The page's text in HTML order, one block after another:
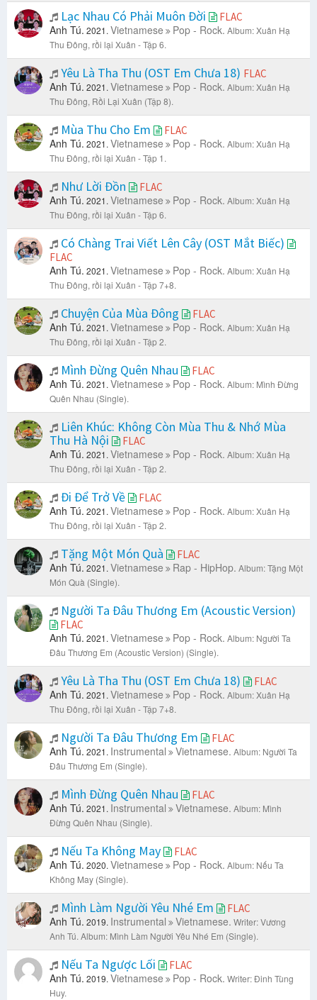
Lạc Nhau Có Phải Muôn Đời FLAC
Anh Tú. 2021. Vietnamese Pop - Rock. Album: Xuân Hạ
Thu Đông, rồi lại Xuân - Tập 6.
Yêu Là Tha Thu (OST Em Chưa 18) FLAC
Anh Tú. 2021. Vietnamese Pop - Rock. Album: Xuân Hạ
Thu Đông, Rồi Lại Xuân (Tập 8).
Mùa Thu Cho Em FLAC
Anh Tú. 2021. Vietnamese Pop - Rock. Album: Xuân Hạ
Thu Đông, rồi lại Xuân - Tập 1.
Như Lời Đồn FLAC
Anh Tú. 2021. Vietnamese Pop - Rock. Album: Xuân Hạ
Thu Đông, rồi lại Xuân - Tập 6.
Có Chàng Trai Viết Lên Cây (OST Mắt Biếc)
FLAC
Anh Tú. 2021. Vietnamese Pop - Rock. Album: Xuân Hạ
Thu Đông, rồi lại Xuân - Tập 7+8.
Chuyện Của Mùa Đông FLAC
Anh Tú. 2021. Vietnamese Pop - Rock. Album: Xuân Hạ
Thu Đông, rồi lại Xuân - Tập 2.
Mình Đừng Quên Nhau FLAC
Anh Tú. 2021. Vietnamese Pop - Rock. Album: Mình Đừng
Quên Nhau (Single).
Liên Khúc: Không Còn Mùa Thu & Nhớ Mùa
Thu Hà Nội
FLAC
Anh Tú. 2021. Vietnamese Pop - Rock. Album: Xuân Hạ
Thu Đông, rồi lại Xuân - Tập 2.
Đi Để Trở Về FLAC
Anh Tú. 2021. Vietnamese Pop - Rock. Album: Xuân Hạ
Thu Đông, rồi lại Xuân - Tập 2.
Tặng Một Món Quà FLAC
Anh Tú. 2021. Vietnamese Rap - HipHop. Album: Tặng Một
Món Quà (Single).
Người Ta Đâu Thương Em (Acoustic Version)
FLAC
Anh Tú. 2021. Vietnamese Pop - Rock. Album: Người Ta
Đâu Thương Em (Acoustic Version) (Single).
Yêu Là Tha Thu (OST Em Chưa 18) FLAC
Anh Tú. 2021. Vietnamese Pop - Rock. Album: Xuân Hạ
Thu Đông, rồi lại Xuân - Tập 7+8.
Người Ta Đâu Thương Em FLAC
Anh Tú. 2021. Instrumental Vietnamese. Album: Người Ta
Đâu Thương Em (Single).
Mình Đừng Quên Nhau FLAC
Anh Tú. 2021. Instrumental Vietnamese. Album: Mình
Đừng Quên Nhau (Single).
Nếu Ta Không May FLAC
Anh Tú. 2020. Vietnamese Pop - Rock. Album: Nếu Ta
Không May (Single).
Mình Làm Người Yêu Nhé Em FLAC
Anh Tú. 2019. Instrumental Vietnamese. Writer: Vương
Anh Tú. Album: Mình Làm Người Yêu Nhé Em (Single).
Nếu Ta Ngược Lối FLAC
Anh Tú. 2019. Vietnamese Pop - Rock. Writer: Đinh Tùng
Huy.